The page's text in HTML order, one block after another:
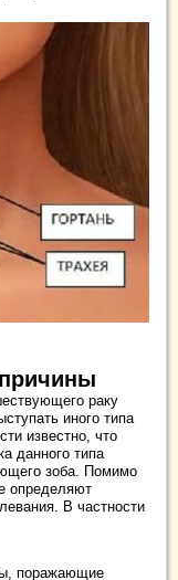
раку
иного типа
известно, что
данного типа
зоба. Помимо
определяют
В частности
поражающие